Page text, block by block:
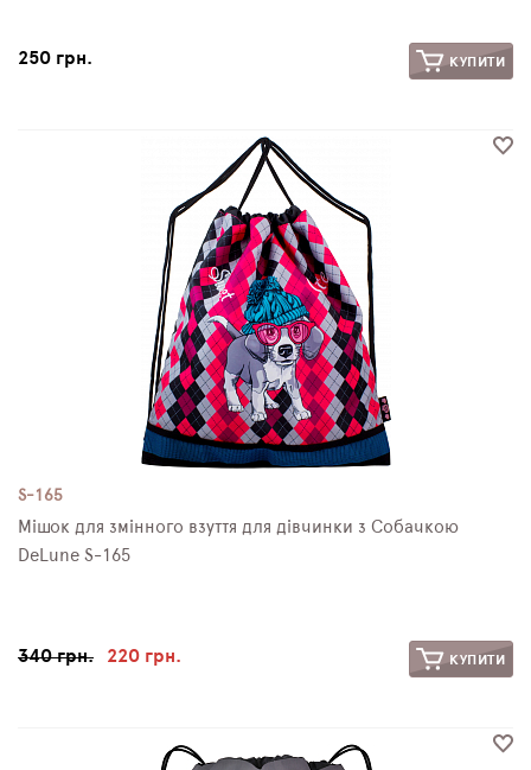
250 грн. КУПИТИ
S-165
Мішок для змінного взуття для дівчинки з Собачкою
DeLune S-165
340 грн. 220 грн. КУПИТИ